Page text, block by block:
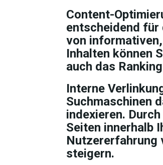
Content-
entscheidend für
von
Inhalten können
auch das
Interne
Suchmaschinen
indexieren.
Seiten innerhalb
Nutzererfahrung
steigern.